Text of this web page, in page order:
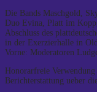
Die Bands Maschgold,
Duo Evina, Platt im
Abschluss des
in der Exerzierhalle in
Vorne: Moderatoren
Honorarfreie
Berichterstattung ueber